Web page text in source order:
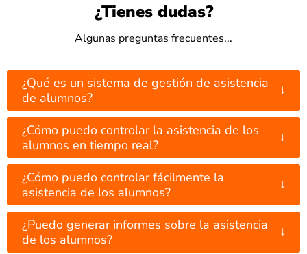
¿Tienes dudas?
Algunas preguntas frecuentes...
¿Qué es un sistema de gestión de asistencia
de alumnos?
↓
¿Cómo puedo controlar la asistencia de los
alumnos en tiempo real?
↓
¿Cómo puedo controlar fácilmente la
asistencia de los alumnos?
↓
¿Puedo generar informes sobre la asistencia
de los alumnos?
↓